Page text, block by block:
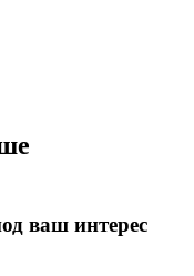
ваш интерес